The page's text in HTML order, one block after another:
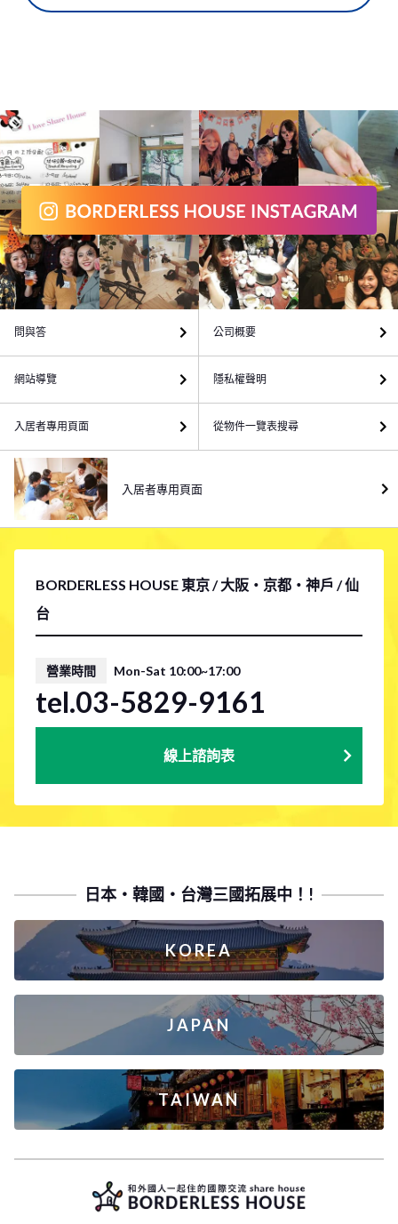
BORDERLESS HOUSE 東京 / 大阪・京都・神戶 / 仙
台
營業時間 Mon-Sat 10:00~17:00
tel.03-5829-9161
線上諮詢表
問與答 公司概要
網站導覽 隱私權聲明
入居者專用頁面 從物件一覽表搜尋
入居者專用頁面
日本・韓國・台灣三國拓展中！!
KOREA
JAPAN
TAIWAN